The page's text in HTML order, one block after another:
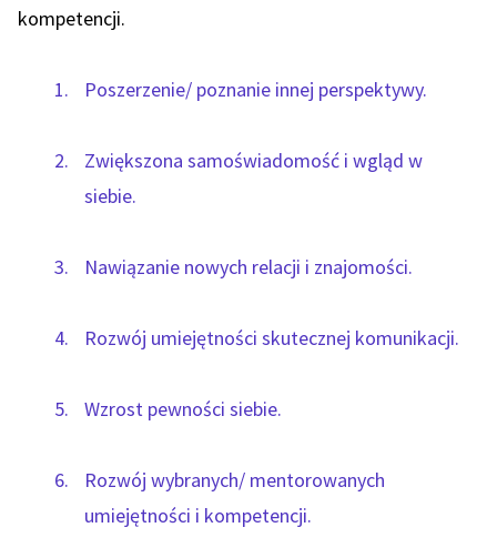
kompetencji.
Poszerzenie/ poznanie innej perspektywy.
Zwiększona samoświadomość i wgląd w
siebie.
Nawiązanie nowych relacji i znajomości.
Rozwój umiejętności skutecznej komunikacji.
Wzrost pewności siebie.
Rozwój wybranych/ mentorowanych
umiejętności i kompetencji.